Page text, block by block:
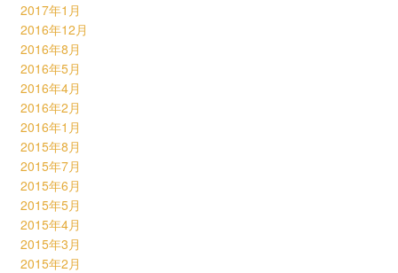
2017年1月
2016年12月
2016年8月
2016年5月
2016年4月
2016年2月
2016年1月
2015年8月
2015年7月
2015年6月
2015年5月
2015年4月
2015年3月
2015年2月